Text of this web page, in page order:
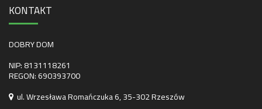
KONTAKT
DOBRY DOM
NIP: 8131118261
REGON: 690393700
ul. Wrzesława Romańczuka 6, 35-302 Rzeszów